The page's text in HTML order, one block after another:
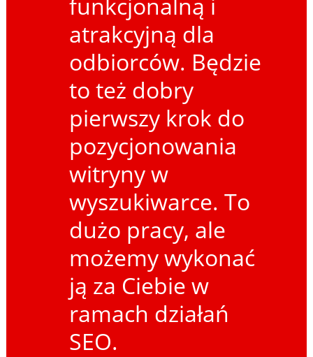
atrakcyjną dla
odbiorców. Będzie
to też dobry
pierwszy krok do
pozycjonowania
witryny w
wyszukiwarce. To
dużo pracy, ale
możemy wykonać
ją za Ciebie w
ramach działań
SEO.